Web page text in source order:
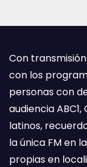
Con
con los
personas con
audiencia
latinos,
la única FM en
propias en